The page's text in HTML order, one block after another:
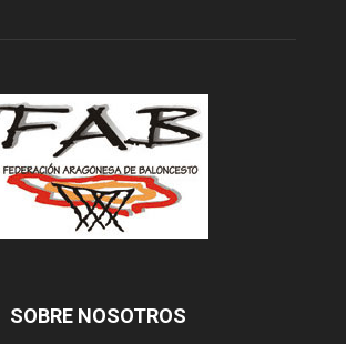
SOBRE NOSOTROS